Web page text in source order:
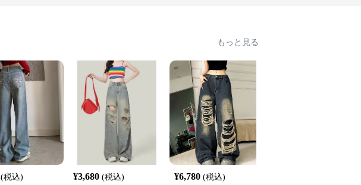
もっと見る
(税込)
¥3,680 (税込)
¥6,780 (税込)